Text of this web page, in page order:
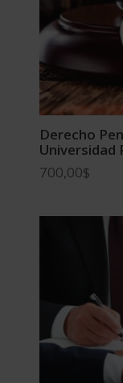
Derecho
Universidad
700,00$